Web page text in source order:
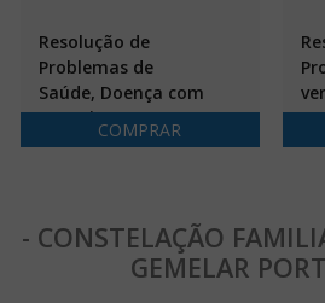
Resolução de
Problemas de
Saúde, Doença com
Terapia
Constelação
COMPRAR
- CONSTELAÇÃO
GEMELAR